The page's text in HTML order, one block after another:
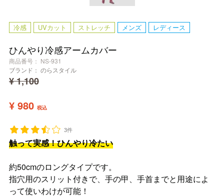
冷感 UVカット ストレッチ メンズ レディース
ひんやり冷感アームカバー
商品番号
NS-931
ブランド： のらスタイル
¥1,100
¥ 980 税込
3件
触って実感！ひんやり冷たい
約50cmのロングタイプです。
指穴用のスリット付きで、手の甲、手首までと用途によ
って使いわけが可能！